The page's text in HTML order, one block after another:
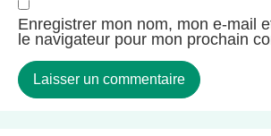
Enregistrer mon nom, mon e-mail
le navigateur pour mon prochain